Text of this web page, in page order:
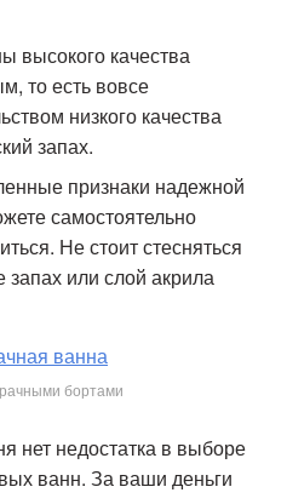
высокого качества
то есть вовсе
низкого качества
запах.
признаки надежной
самостоятельно
Не стоит стесняться
запах или слой акрила
бортами
нет недостатка в выборе
ванн. За ваши деньги